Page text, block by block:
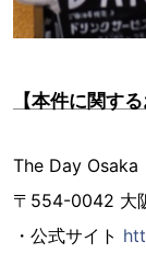
【本件に関す
The Day Osaka
〒554-0042 大
・公式サイト